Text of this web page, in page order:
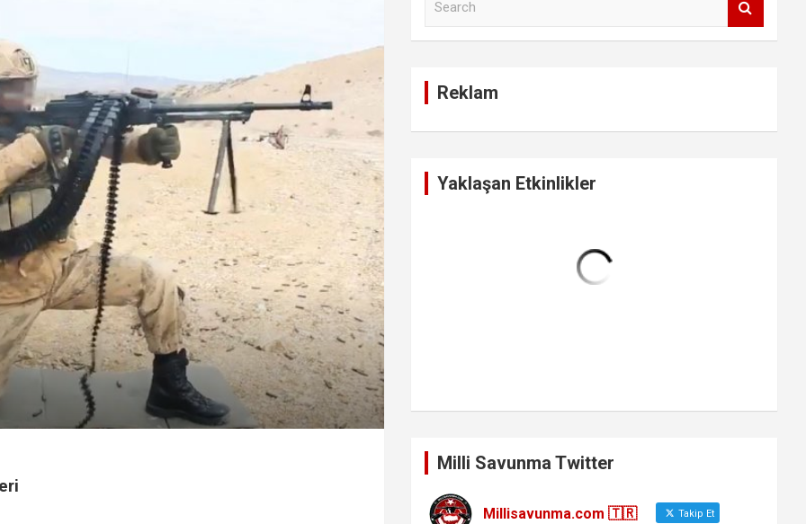
Reklam
Yaklaşan Etkinlikler
Milli Savunma Twitter
Millisavunma.com 🇹🇷 Takip Et